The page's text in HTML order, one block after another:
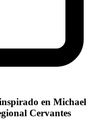
en Michael
Cervantes